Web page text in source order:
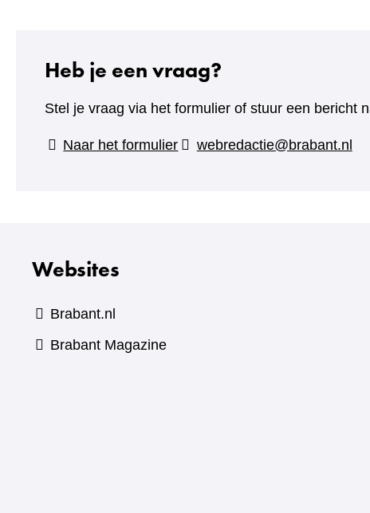
Heb je een vraag?
Stel je vraag via het formulier of stuur een bericht
Naar het formulier(verwijst
webredactie@brabant.nl
Websites
Brabant.nl
Brabant Magazine(verwijst